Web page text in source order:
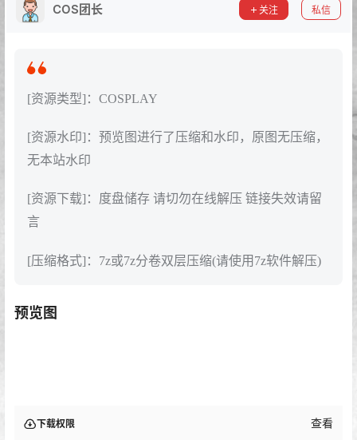
COS团长 关注 私信
[资源类型]：COSPLAY
[资源水印]：预览图进行了压缩和水印，原图无压缩，
无本站水印
[资源下载]：度盘储存 请切勿在线解压 链接失效请留
言
[压缩格式]：7z或7z分卷双层压缩(请使用7z软件解压)
预览图
下载权限 查看